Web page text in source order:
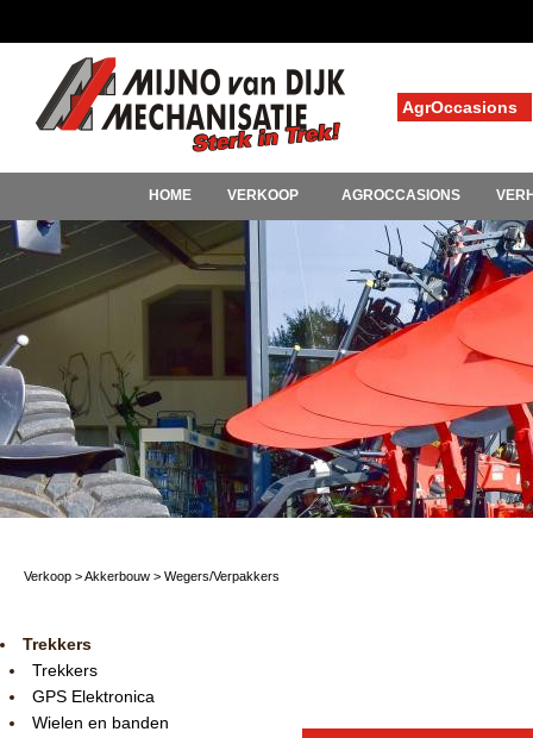
AgrOccasions
HOME VERKOOP AGROCCASIONS
Verkoop >Akkerbouw > Wegers/Verpakkers
Trekkers
Trekkers
GPS Elektronica
Wielen en banden